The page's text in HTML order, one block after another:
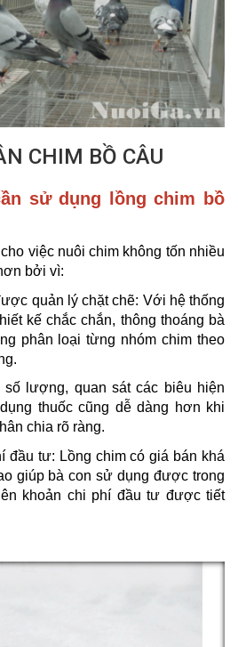
CHIM BỒ CÂU
sử dụng lồng chim bồ
việc nuôi chim không tốn nhiều
bởi vì:
quản lý chặt chẽ: Với hệ thống
kế chắc chắn, thông thoáng bà
phân loại từng nhóm chim theo
số lượng, quan sát các biêu hiện
thuốc cũng dễ dàng hơn khi
chia rõ ràng.
đầu tư: Lồng chim có giá bán khá
giúp bà con sử dụng được trong
khoản chi phí đầu tư được tiết